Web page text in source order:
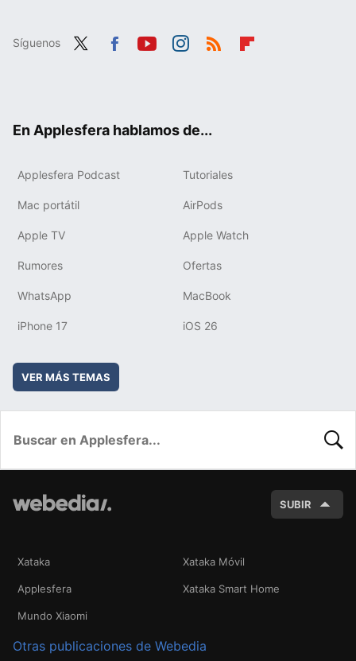
Síguenos
En Applesfera hablamos de...
Applesfera Podcast Tutoriales
Mac portátil AirPods
Apple TV Apple Watch
Rumores Ofertas
WhatsApp MacBook
iPhone 17 iOS 26
VER MÁS TEMAS
SUBIR
Xataka Xataka Móvil
Applesfera Xataka Smart Home
Mundo Xiaomi
Otras publicaciones de Webedia